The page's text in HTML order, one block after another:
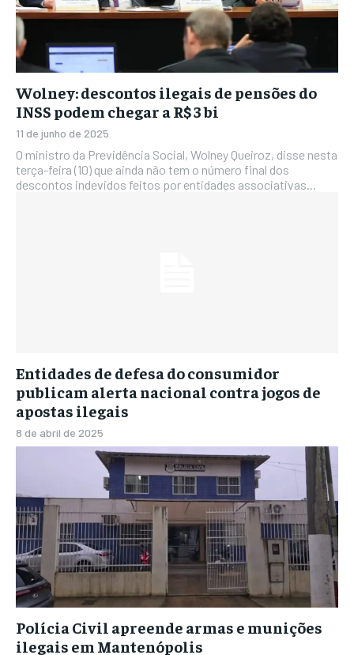
Wolney: descontos ilegais de pensões do
INSS podem chegar a R$ 3 bi
11 de junho de 2025
O ministro da Previdência Social, Wolney Queiroz, disse nesta
terça-feira (10) que ainda não tem o número final dos
descontos indevidos feitos por entidades associativas...
Entidades de defesa do consumidor
publicam alerta nacional contra jogos de
apostas ilegais
8 de abril de 2025
Polícia Civil apreende armas e munições
ilegais em Mantenópolis